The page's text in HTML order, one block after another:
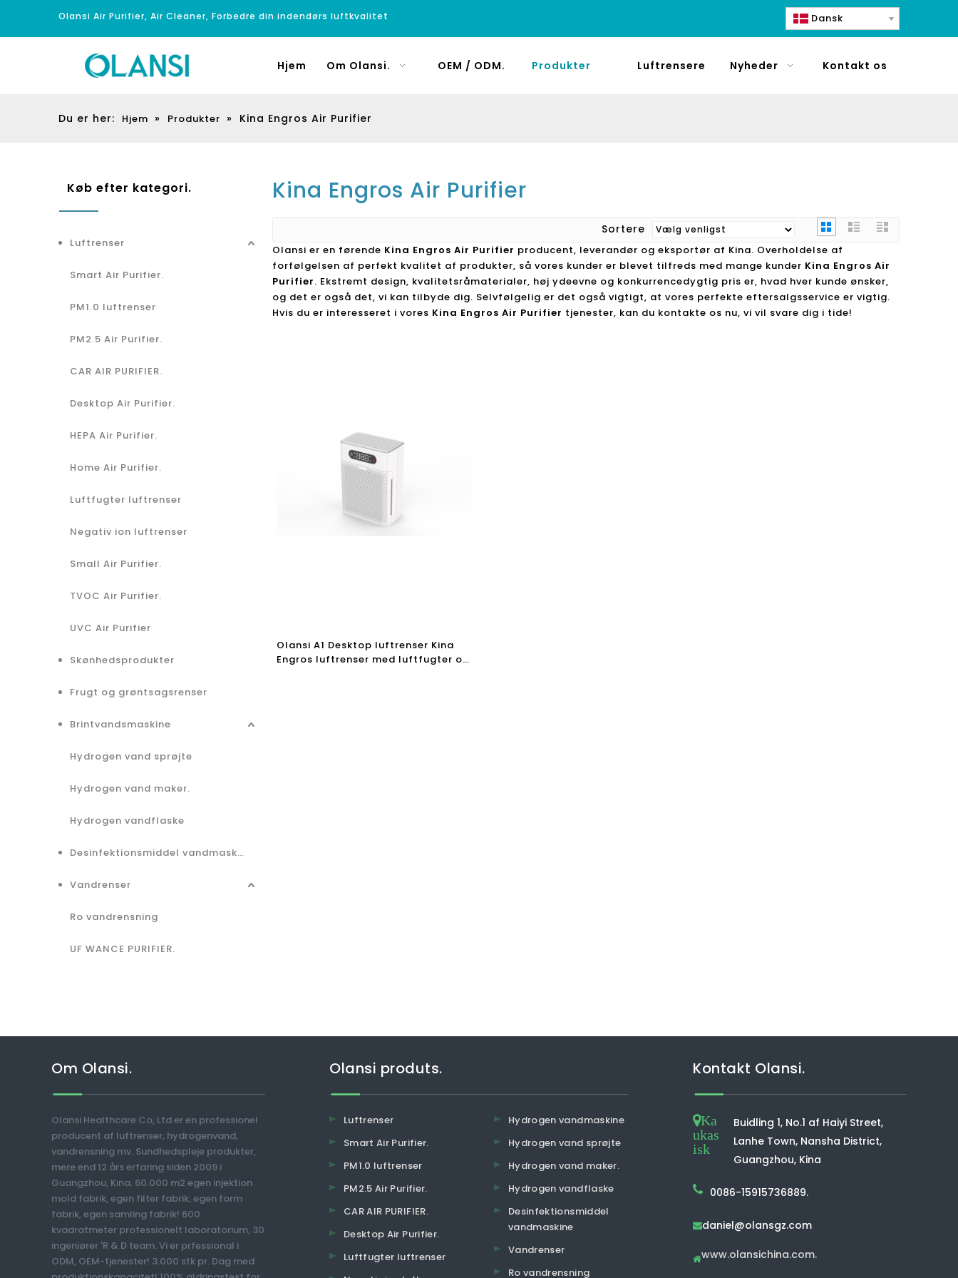
Olansi Air Purifier, Air Cleaner, Forbedre din indendørs luftkvalitet Dansk
Hjem Om Olansi. OEM / ODM. Produkter Luftrensere Nyheder Kontakt os
Du er her: Hjem » Produkter » Kina Engros Air Purifier
Køb efter kategori.
Luftrenser
Smart Air Purifier.
PM1.0 luftrenser
PM2.5 Air Purifier.
CAR AIR PURIFIER.
Desktop Air Purifier.
HEPA Air Purifier.
Home Air Purifier.
Luftfugter luftrenser
Negativ ion luftrenser
Small Air Purifier.
TVOC Air Purifier.
UVC Air Purifier
Skønhedsprodukter
Frugt og grøntsagsrenser
Brintvandsmaskine
Hydrogen vand sprøjte
Hydrogen vand maker.
Hydrogen vandflaske
Desinfektionsmiddel vandmaskine
Vandrenser
Ro vandrensning
UF WANCE PURIFIER.
Kina Engros Air Purifier
Sortere
Olansi er en førende Kina Engros Air Purifier producent, leverandør og eksportør af Kina. Overholdelse af
forfølgelsen af ​​perfekt kvalitet af produkter, så vores kunder er blevet tilfreds med mange kunder Kina Engros Air
Purifier. Ekstremt design, kvalitetsråmaterialer, høj ydeevne og konkurrencedygtig pris er, hvad hver kunde ønsker,
og det er også det, vi kan tilbyde dig. Selvfølgelig er det også vigtigt, at vores perfekte eftersalgsservice er vigtig.
Hvis du er interesseret i vores Kina Engros Air Purifier tjenester, kan du kontakte os nu, vi vil svare dig i tide!
Olansi A1 Desktop luftrenser Kina
Engros luftrenser med luftfugter og
Om Olansi.
Olansi Healthcare Co, Ltd er en professionel
producent af luftrenser, hydrogenvand,
vandrensning mv. Sundhedspleje produkter,
mere end 12 års erfaring siden 2009 i
Guangzhou, Kina. 60.000 m2 egen injektion
mold fabrik, egen filter fabrik, egen form
fabrik, egen samling fabrik! 600
kvadratmeter professionelt laboratorium, 30
ingeniører 'R & D team. Vi er prfessional i
ODM, OEM-tjenester! 3.000 stk pr. Dag med
Olansi produts.
Luftrenser
Smart Air Purifier.
PM1.0 luftrenser
PM2.5 Air Purifier.
CAR AIR PURIFIER.
Desktop Air Purifier.
Luftfugter luftrenser
Hydrogen vandmaskine
Hydrogen vand sprøjte
Hydrogen vand maker.
Hydrogen vandflaske
Desinfektionsmiddel
vandmaskine
Vandrenser
Ro vandrensning
Kontakt Olansi.
Ka
ukas
isk
Buidling 1, No.1 af Haiyi Street,
Lanhe Town, Nansha District,
Guangzhou, Kina
0086-15915736889.
daniel@olansgz.com
www.olansichina.com.